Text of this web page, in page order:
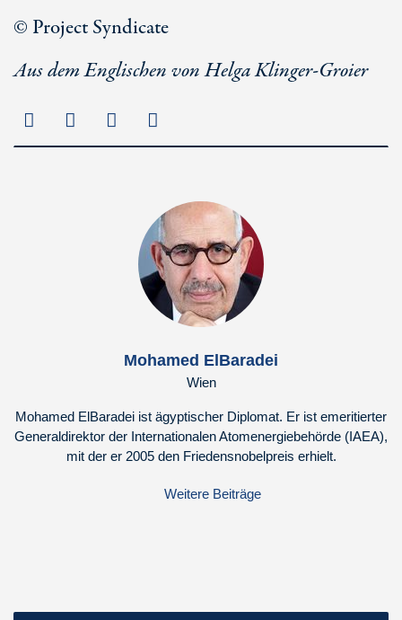
© Project Syndicate
Aus dem Englischen von Helga Klinger-Groier
Mohamed ElBaradei
Wien
Mohamed ElBaradei ist ägyptischer Diplomat. Er ist emeritierter
Generaldirektor der Internationalen Atomenergiebehörde (IAEA),
mit der er 2005 den Friedensnobelpreis erhielt.
Weitere Beiträge